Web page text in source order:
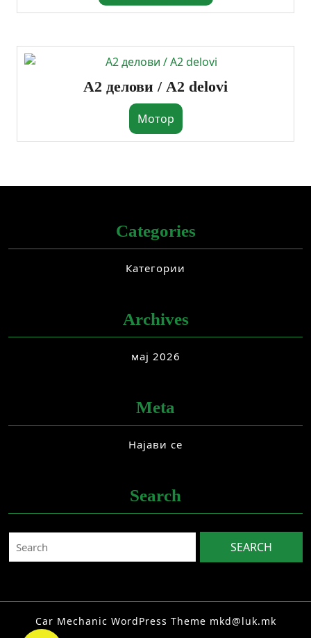
A2 делови / А2 delovi
Мотор
Categories
Категории
Archives
мај 2026
Meta
Најави се
Search
for:
Car Mechanic WordPress Theme mkd@luk.mk